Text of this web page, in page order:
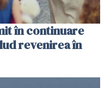
în continuare
revenirea în